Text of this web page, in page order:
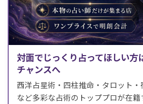
対面でじっくり占ってほしい方
チャンスへ
西洋占星術・四柱推命・タロット
など多彩な占術のトッププロが在